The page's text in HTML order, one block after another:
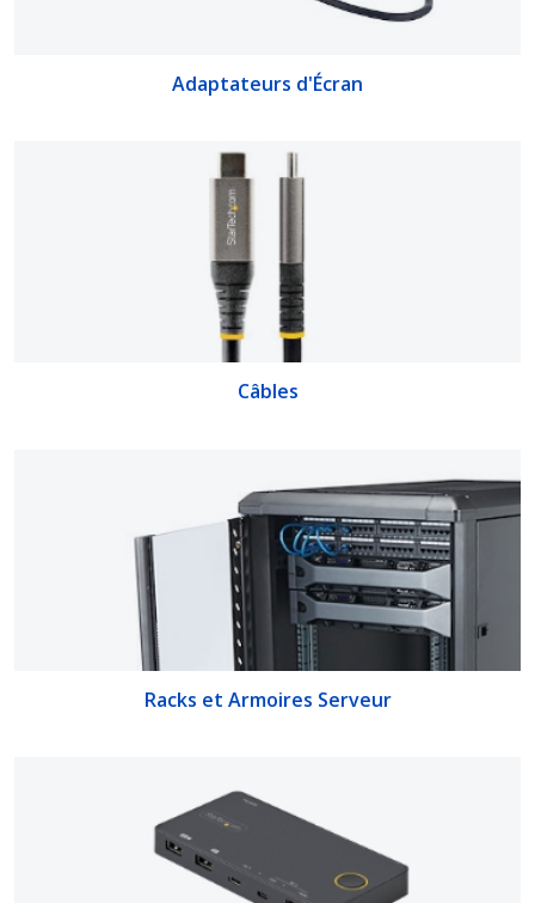
Adaptateurs d'Écran
Câbles
Racks et Armoires Serveur